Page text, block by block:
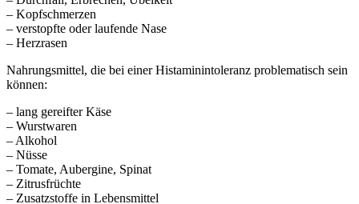
– Kopfschmerzen
– verstopfte oder laufende Nase
– Herzrasen
Nahrungsmittel, die bei einer Histaminintoleranz problematisch sein
können:
– lang gereifter Käse
– Wurstwaren
– Alkohol
– Nüsse
– Tomate, Aubergine, Spinat
– Zitrusfrüchte
– Zusatzstoffe in Lebensmittel